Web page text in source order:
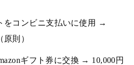
をコンビニ支払いに使用 →
則）
ギフト券に交換 → 10,000円